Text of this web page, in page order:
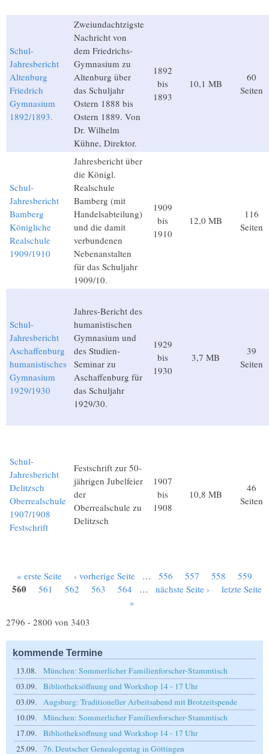
Schul-
Jahresbericht
Altenburg
Friedrich
Gymnasium
1892/1893.
Zweiundachtzigste
Nachricht von
dem Friedrichs-
Gymnasium zu
Altenburg über
das Schuljahr
Ostern 1888 bis
Ostern 1889. Von
Dr. Wilhelm
Kühne, Direktor.
1892
bis
1893
10,1 MB
60
Seiten
Schul-
Jahresbericht
Bamberg
Königliche
Realschule
1909/1910
Jahresbericht über
die Königl.
Realschule
Bamberg (mit
Handelsabteilung)
und die damit
verbundenen
Nebenanstalten
für das Schuljahr
1909/10.
1909
bis
1910
12,0 MB
116
Seiten
Schul-
Jahresbericht
Aschaffenburg
humanistisches
Gymnasium
1929/1930
Jahres-Bericht des
humanistischen
Gymnasium und
des Studien-
Seminar zu
Aschaffenburg für
das Schuljahr
1929/30.
1929
bis
1930
3,7 MB
39
Seiten
Schul-
Jahresbericht
Delitzsch
Oberrealschule
1907/1908
Festschrift
Festschrift zur 50-
jährigen Jubelfeier
der
Oberrealschule zu
Delitzsch
1907
bis
1908
10,8 MB
46
Seiten
Seiten
« erste Seite ‹ vorherige Seite … 556 557 558 559
560 561 562 563 564 … nächste Seite ›
letzte Seite
»
2796 - 2800 von 3403
kommende Termine
13.08.
München: Sommerlicher Familienforscher-Stammtisch
03.09.
Bibliotheksöffnung und Workshop 14 - 17 Uhr
03.09.
Augsburg: Traditioneller Arbeitsabend mit Brotzeitspende
10.09.
München: Sommerlicher Familienforscher-Stammtisch
17.09.
Bibliotheksöffnung und Workshop 14 - 17 Uhr
25.09.
76. Deutscher Genealogentag in Göttingen